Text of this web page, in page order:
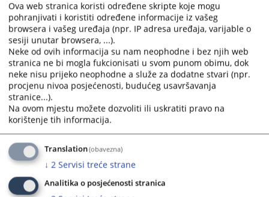
Nakon izbora jednog od MODULA, prelazite na
drugu razinu navigacije, koja je vodoravno
postavljena ispod Glavnog izbornika i crvene je
boje. Pomoću ovog izbornika birate KATEGORIJU
Vašeg interesovanja unutar svakog MODULA.
Treću razinu navigacije predstavlja vertikalni
izbornik, koji se nalazi ispod izbornika KATEGORIJA,
na desnoj strani u odnosu na dio predviđen za
sadržaj. Na ovom izborniku birate PODKATEGORIJU,
odnosno konkretan sadržaj koji vas interesuje.
Posljednji dio predstavlja sadržajni dio izabrane
PODKATEGORIJE. Taj sadržajni dio može biti prikaz
konkretne vijesti ili prikaz drugih elemenata koje
određena PODKATEGORIJA predstavlja (slike,
Ova web stranica koristi određene skripte koje mogu
pohranjivati i koristiti određene informacije iz vašeg
browsera i vašeg uređaja (npr. IP adresa uređaja, varijable o
sesiji unutar browsera, ...).
Neke od ovih informacija su nam neophodne i bez njih web
stranica ne bi mogla fukcionisati u svom punom obimu, dok
neke nisu prijeko neophodne a služe za dodatne stvari (npr.
procjenu nivoa posjećenosti, budućeg usavršavanja
stranice...).
Na ovom mjestu možete dozvoliti ili uskratiti pravo na
korištenje tih informacija.
Translation(obavezna)
↓ 2 Servisi treće strane
Analitika o posjećenosti stranica